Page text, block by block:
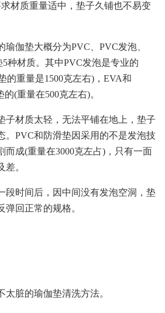
材质重量适中，垫子久铺也不易变
瑜伽垫大概分为PVC、PVC发泡、
种材质。其中PVC发泡是专业的
的重量是1500克左右)，EVA和
(重量在500克左右)。
子材质太轻，无法平铺在地上，垫子
。PVC和防滑垫因采用的不是发泡技
而成(重量在3000克左占)，只有一面
。
段时间后，因中间没有发泡空洞，垫
回正常的规格。
太脏的瑜伽垫清洗方法。